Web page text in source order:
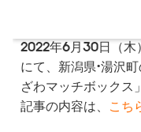
2022年6月30日（木
にて、新潟県・湯沢
ざわマッチボックス
記事の内容は、
こち